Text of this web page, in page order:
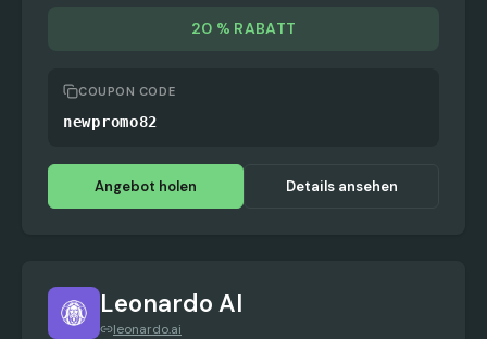
20 % RABATT
COUPON CODE
newpromo82
Angebot holen Details ansehen
Leonardo AI
leonardo.ai